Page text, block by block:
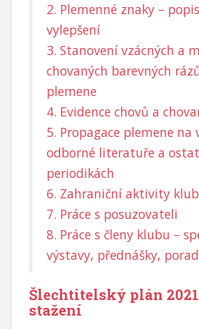
2. Plemenné znaky –
vylepšení
3. Stanovení vzácných a
chovaných barevných
plemene
4. Evidence chovů a
5. Propagace plemene na
odborné literatuře a
periodikách
6. Zahraniční aktivity
7. Práce s posuzovateli
8. Práce s členy klubu –
výstavy, přednášky,
Šlechtitelský plán 2021
stažení